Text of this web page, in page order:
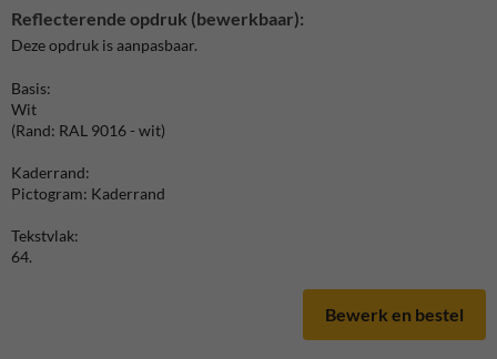
Reflecterende opdruk (bewerkbaar):
Deze opdruk is aanpasbaar.
Basis:
Wit
(Rand: RAL 9016 - wit)
Kaderrand:
Pictogram: Kaderrand
Tekstvlak:
64.
Bewerk en bestel